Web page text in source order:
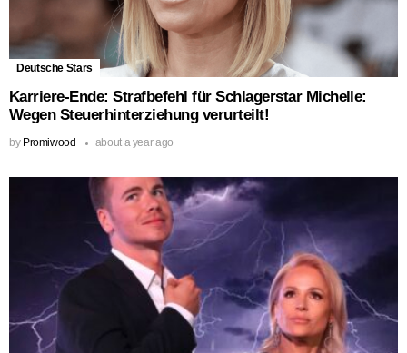
Deutsche Stars
Karriere-Ende: Strafbefehl für Schlagerstar Michelle:
Wegen Steuerhinterziehung verurteilt!
by Promiwood about a year ago